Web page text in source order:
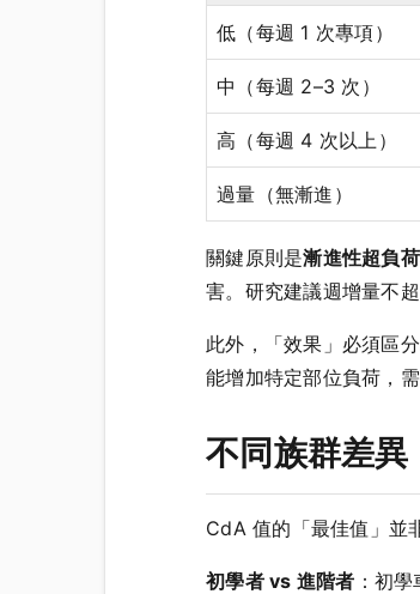
低（每週 1 次專項）
中（每週 2–3 次）
高（每週 4 次以上）
過量（無漸進）
關鍵原則是漸進性超負荷
害。研究建議週增量不
此外，「效果」必須區
能增加特定部位負荷，
不同族群差異
CdA 值的「最佳值」並
初學者 vs 進階者 ：初